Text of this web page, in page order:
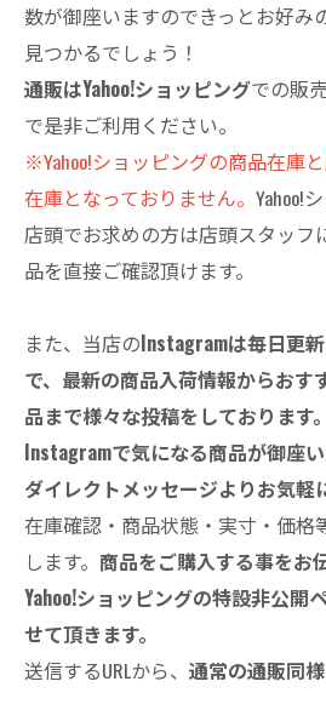
数が御座いますのできっとお好み
見つかるでしょう！
通販はYahoo!ショッピングでの販
で是非ご利用ください。
※Yahoo!ショッピングの商品在庫
在庫となっておりません。 Yahoo!
店頭でお求めの方は店頭スタッフ
品を直接ご確認頂けます。
また、当店のInstagramは毎日更
で、最新の商品入荷情報からおす
品まで様々な投稿をしております。
Instagramで気になる商品が御座
ダイレクトメッセージよりお気軽
在庫確認・商品状態・実寸・価格
します。 商品をご購入する事をお
Yahoo!ショッピングの特設非公開
せて頂きます。
送信するURLから、 通常の通販同